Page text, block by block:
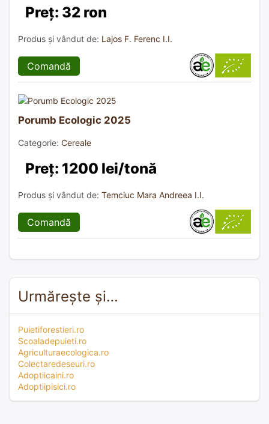
Preț: 32 ron
Produs și vândut de: Lajos F. Ferenc I.I.
Comandă
Porumb Ecologic 2025
Categorie: Cereale
Preț: 1200 lei/tonă
Produs și vândut de: Temciuc Mara Andreea I.I.
Comandă
Urmărește și…
Puietiforestieri.ro
Scoaladepuieti.ro
Agriculturaecologica.ro
Colectaredeseuri.ro
Adoptiicaini.ro
Adoptiipisici.ro